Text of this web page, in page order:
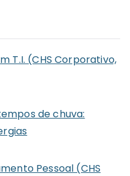
T.I. (CHS Corporativo,
de chuva:
Pessoal (CHS